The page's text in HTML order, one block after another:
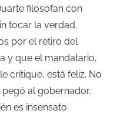
filosofan con
tocar la verdad.
por el retiro del
y que el mandatario,
critique, está feliz. No
al gobernador.
es insensato.